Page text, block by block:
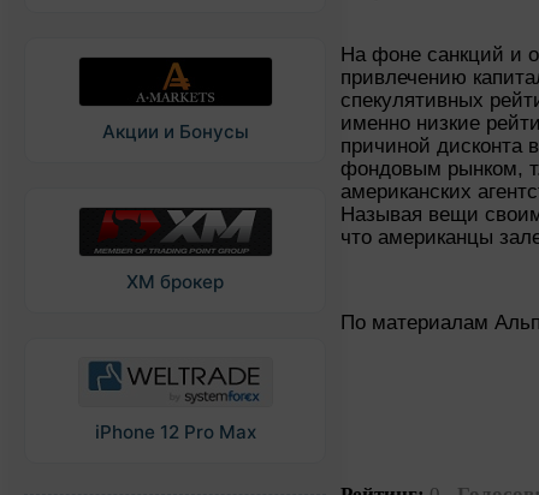
Акции и Бонусы
XM брокер
iPhone 12 Pro Max
На фоне санкций и
привлечению
спекулятивных
именно низкие
причиной дисконта
фондовым рынком,
американских
Называя вещи
что американцы
По материалам